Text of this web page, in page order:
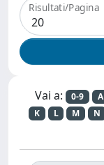
Risultati/Pagina
Vai a: 0-9 A
K
L M N